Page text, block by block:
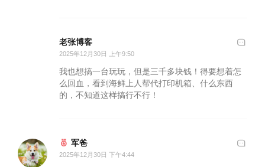
老张博客
2025年12月30日 上午9:50
我也想搞一台玩玩，但是三千多块钱！得要想着怎
么回血，看到海鲜上人帮代打印机箱、什么东西
的，不知道这样搞行不行！
军爸
2025年12月30日 下午4:44